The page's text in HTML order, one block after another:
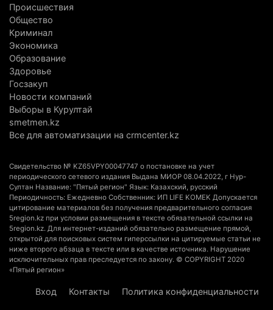
Выборы в Курултай: Алматинская область вошла
в число регионов с самым большим
количеством избирателей
4 августа 2026 г. 09:09
«От экспорта сырья - к сложным
производствам»: партия «Әділет» представила в
Актобе план диверсификации
3 августа 2026 г. 20:46
казармы в Конаеве
3 августа 2026 г. 18:08
Спустя 78 лет тигр вновь вернулся в дикую
природу Алматинской области
3 августа 2026 г. 16:16 262
Кыргызстан обогнал Казахстан по темпам роста
сельского хозяйства. Что это значит для
Происшествия
Общество
Криминал
Экономика
Образование
Здоровье
Госзакуп
Новости компаний
Выборы в Курултай
smetmen.kz
Все для автоматизации на crmcenter.kz
Свидетельство № KZ65VPY00047747 о постановке на учет
периодического сетевого издания Выдана МИОР 08.04.2022, г Нур-
Султан Название: "Пятый регион" Язык: Казахский, русский
Периодичность: Ежедневно Собственник: ИП LIFE KOMEK Допускается
цитирование материалов без получения предварительного согласия
5region.kz при условии размещения в тексте обязательной ссылки на
5region.kz. Для интернет-изданий обязательно размещение прямой,
открытой для поисковых систем гиперссылки на цитируемые статьи не
ниже второго абзаца в тексте или в качестве источника. Нарушение
исключительных прав преследуется по закону. © COPYRIGHT 2020
«Пятый регион»
Вход Контакты Политика конфиденциальности